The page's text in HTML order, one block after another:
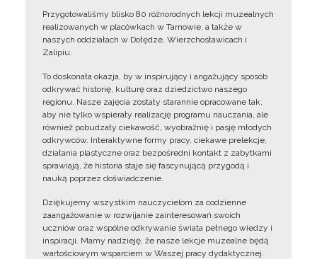
Przygotowaliśmy blisko 80 różnorodnych lekcji muzealnych
realizowanych w placówkach w Tarnowie, a także w
naszych oddziałach w Dołędze, Wierzchosławicach i
Zalipiu.
To doskonała okazja, by w inspirujący i angażujący sposób
odkrywać historię, kulturę oraz dziedzictwo naszego
regionu. Nasze zajęcia zostały starannie opracowane tak,
aby nie tylko wspierały realizację programu nauczania, ale
również pobudzały ciekawość, wyobraźnię i pasję młodych
odkrywców. Interaktywne formy pracy, ciekawe prelekcje,
działania plastyczne oraz bezpośredni kontakt z zabytkami
sprawiają, że historia staje się fascynującą przygodą i
nauką poprzez doświadczenie.
Dziękujemy wszystkim nauczycielom za codzienne
zaangażowanie w rozwijanie zainteresowań swoich
uczniów oraz wspólne odkrywanie świata pełnego wiedzy i
inspiracji. Mamy nadzieję, że nasze lekcje muzealne będą
wartościowym wsparciem w Waszej pracy dydaktycznej.